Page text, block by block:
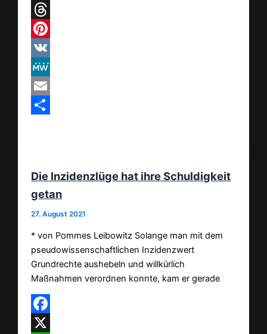
Telegram
Threads
Pinterest
VK
MeWe
Email
Die Inzidenzlüge hat ihre Schuldigkeit
getan
27. August 2021
* von Pommes Leibowitz Solange man mit dem
pseudowissenschaftlichen Inzidenzwert
Grundrechte aushebeln und willkürlich
Maßnahmen verordnen konnte, kam er gerade
Facebook